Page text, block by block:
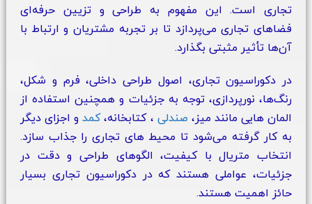
تجاری است. این مفهوم به طراحی و تزیین حرفه‌ای
فضاهای تجاری می‌پردازد تا بر تجربه مشتریان و ارتباط با
آن‌ها تأثیر مثبتی بگذارد.
در دکوراسیون تجاری، اصول طراحی داخلی، فرم و شکل،
رنگ‌ها، نورپردازی، توجه به جزئیات و همچنین استفاده از
المان هایی مانند میز، صندلی ، کتابخانه،کمدو اجزای دیگر
به کار گرفته می‌شود تا محیط های تجاری را جذاب سازد.
انتخاب متریال با کیفیت، الگوهای طراحی و دقت در
جزئیات، عواملی هستند که در دکوراسیون تجاری بسیار
حائز اهمیت هستند.